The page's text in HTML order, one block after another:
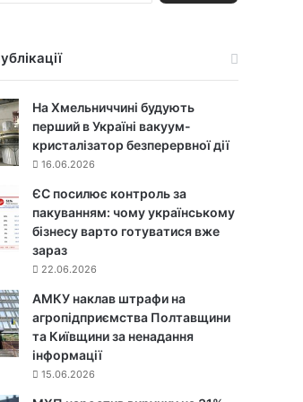
На Хмельниччині будують
перший в Україні вакуум-
кристалізатор безперервної дії
16.06.2026
ЄС посилює контроль за
пакуванням: чому українському
бізнесу варто готуватися вже
зараз
22.06.2026
АМКУ наклав штрафи на
агропідприємства Полтавщини
та Київщини за ненадання
інформації
15.06.2026